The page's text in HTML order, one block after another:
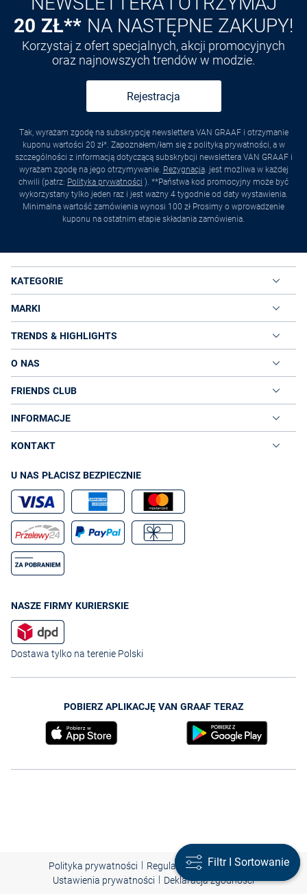
20 ZŁ** NA NASTĘPNE ZAKUPY!
Korzystaj z ofert specjalnych, akcji promocyjnych
oraz najnowszych trendów w modzie.
Rejestracja
Tak, wyrażam zgodę na subskrypcję newslettera VAN GRAAF i otrzymanie
kuponu wartości 20 zł*. Zapoznałem/łam się z polityką prywatności, a w
szczególności z informacją dotyczącą subskrybcji newslettera VAN GRAAF i
wyrażam zgodę na jego otrzymywanie. Rezygnacja. jest możliwa w każdej
chwili (patrz: Polityka prywatności ). **Państwa kod promocyjny może być
wykorzystany tylko jeden raz i jest ważny 4 tygodnie od daty wystawienia.
Minimalna wartość zamówienia wynosi 100 zł Prosimy o wprowadzenie
kuponu na ostatnim etapie składania zamówienia.
KATEGORIE
MARKI
TRENDS & HIGHLIGHTS
O NAS
FRIENDS CLUB
INFORMACJE
KONTAKT
U NAS PŁACISZ BEZPIECZNIE
NASZE FIRMY KURIERSKIE
Dostawa tylko na terenie Polski
POBIERZ APLIKACJĘ VAN GRAAF TERAZ
Polityka prywatności | Regulamin | Nota prawna |
Ustawienia prywatności | Deklaracja zgodności
Filtr I Sortowanie
Filtr I Sortowanie